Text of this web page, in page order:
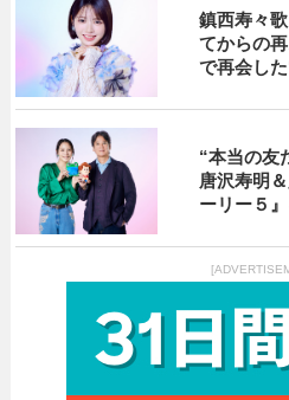
鎮西寿々
てからの
で再会し
“本当の友
唐沢寿明
ーリー５